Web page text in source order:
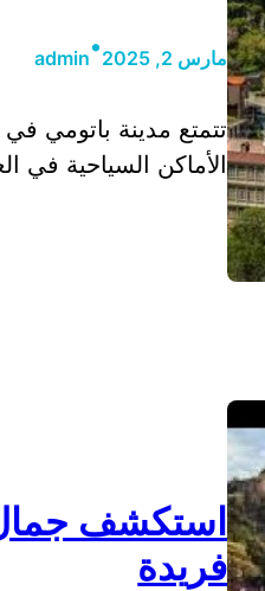
مارس 2, 2025 •
admin
تتمتع مدينة باتومي
الأماكن السياحية في
استكشف جمال
فريدة